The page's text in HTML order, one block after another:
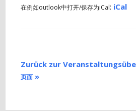
在例如outlook中打开/保存为iCal: iCal
Zurück zur
页面 »